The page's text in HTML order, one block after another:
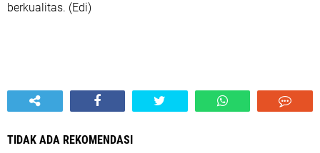
berkualitas. (Edi)
TIDAK ADA REKOMENDASI